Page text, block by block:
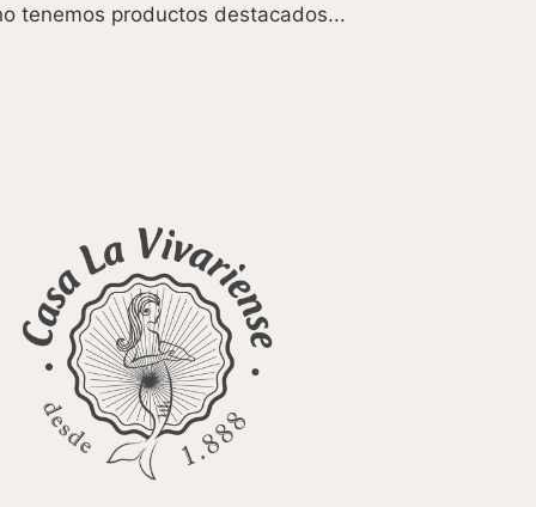
tenemos productos destacados...